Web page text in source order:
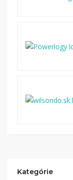
Kategórie